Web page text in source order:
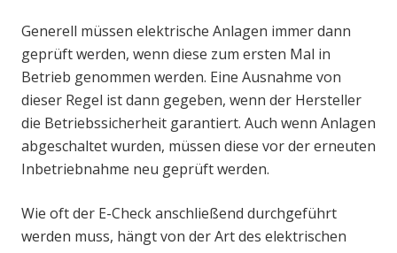
Generell müssen elektrische Anlagen immer dann
geprüft werden, wenn diese zum ersten Mal in
Betrieb genommen werden. Eine Ausnahme von
dieser Regel ist dann gegeben, wenn der Hersteller
die Betriebssicherheit garantiert. Auch wenn Anlagen
abgeschaltet wurden, müssen diese vor der erneuten
Inbetriebnahme neu geprüft werden.
Wie oft der E-Check anschließend durchgeführt
werden muss, hängt von der Art des elektrischen